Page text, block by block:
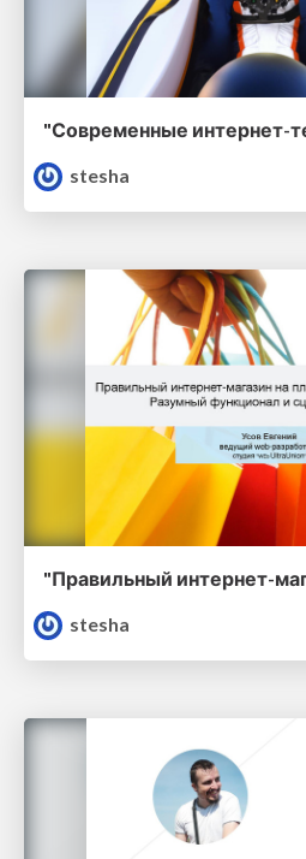
stesha
stesha